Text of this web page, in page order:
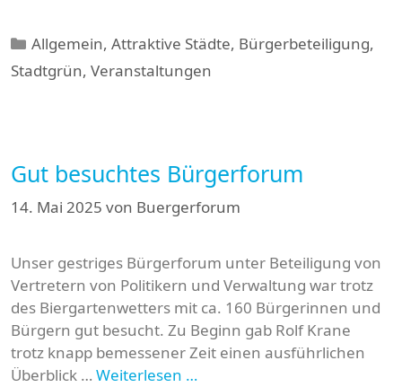
Kategorien
Allgemein,Attraktive Städte, Bürgerbeteiligung,
Stadtgrün, Veranstaltungen
Gut besuchtes Bürgerforum
14. Mai 2025 von Buergerforum
Unser gestriges Bürgerforum unter Beteiligung von
Vertretern von Politikern und Verwaltung war trotz
des Biergartenwetters mit ca. 160 Bürgerinnen und
Bürgern gut besucht. Zu Beginn gab Rolf Krane
trotz knapp bemessener Zeit einen ausführlichen
Überblick … Weiterlesen …